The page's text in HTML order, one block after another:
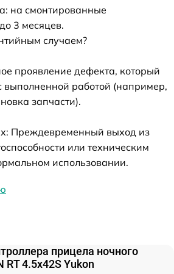
на смонтированные
3 месяцев.
случаем?
проявление дефекта, который
выполненной работой (например,
запчасти).
Преждевременный выход из
или техническим
использовании.
прицела ночного
RT 4.5x42S Yukon